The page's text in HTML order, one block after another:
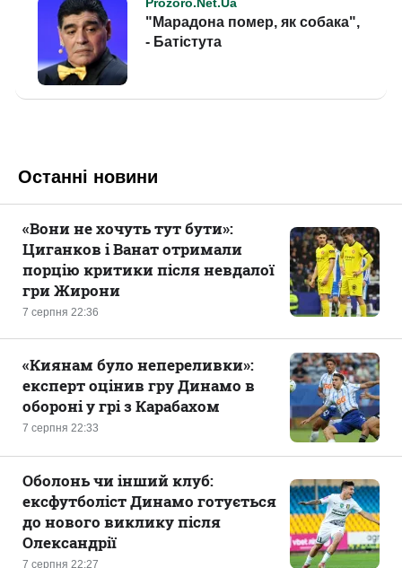
Останні новини
7 серпня 22:36
«Вони не хочуть тут бути»:
Циганков і Ванат отримали
порцію критики після невдалої
гри Жирони
7 серпня 22:33
«Киянам було непереливки»:
експерт оцінив гру Динамо в
обороні у грі з Карабахом
7 серпня 22:27
Оболонь чи інший клуб:
ексфутболіст Динамо готується
до нового виклику після
Олександрії